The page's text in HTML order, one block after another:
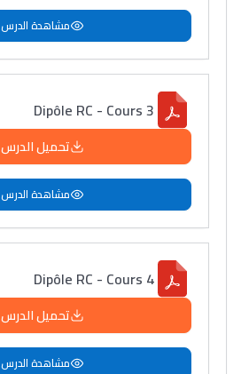
سامورا
بطلة المغرب فالقفز
الطولي، ملاك البردع
كتحكي على تجربتها
فالرّياضة و الدّراسة
مشاهدة الدرس
Dipôle RC - Cours 3
تحميل الدرس
مشاهدة الدرس
Dipôle RC - Cours 4
تحميل الدرس
مشاهدة الدرس